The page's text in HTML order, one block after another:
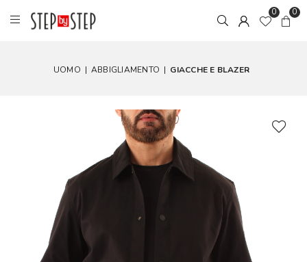
0 0
UOMO | ABBIGLIAMENTO | GIACCHE E BLAZER